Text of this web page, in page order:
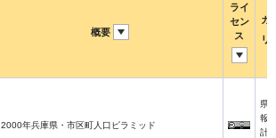
概要
ライ
セン
ス
カ
リ
2000年兵庫県・市区町人口ピラミッド
県
報
計